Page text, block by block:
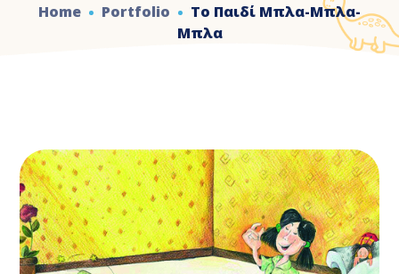
Home Portfolio
Το Παιδί Μπλα-Μπλα-
Μπλα